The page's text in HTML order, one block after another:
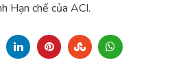
Hạn chế của ACI.